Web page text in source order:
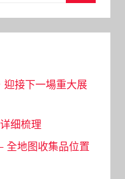
迎接下一場重大展
细梳理
全地图收集品位置